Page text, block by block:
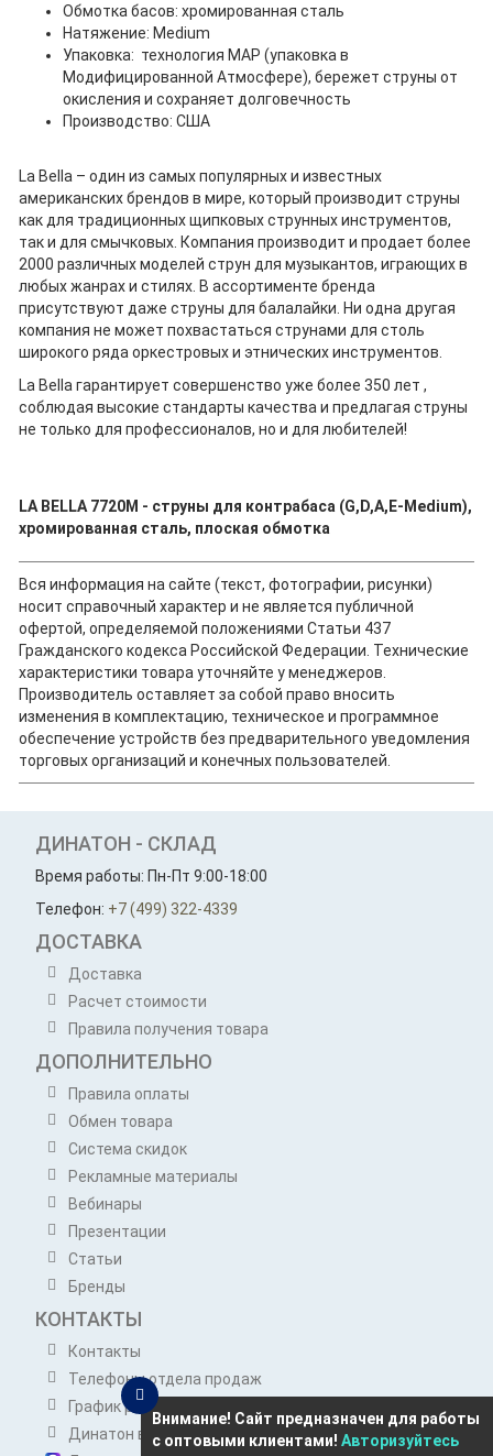
Обмотка басов: хромированная сталь
Натяжение: Medium
Упаковка: технология MAP (упаковка в
Модифицированной Атмосфере), бережет струны от
окисления и сохраняет долговечность
Производство: США
La Bella – один из самых популярных и известных
американских брендов в мире, который производит струны
как для традиционных щипковых струнных инструментов,
так и для смычковых. Компания производит и продает более
2000 различных моделей струн для музыкантов, играющих в
любых жанрах и стилях. В ассортименте бренда
присутствуют даже струны для балалайки. Ни одна другая
компания не может похвастаться струнами для столь
широкого ряда оркестровых и этнических инструментов.
La Bella гарантирует совершенство уже более 350 лет ,
соблюдая высокие стандарты качества и предлагая струны
не только для профессионалов, но и для любителей!
LA BELLA 7720M - струны для контрабаса (G,D,A,E-Medium),
хромированная сталь, плоская обмотка
Вся информация на сайте (текст, фотографии, рисунки)
носит справочный характер и не является публичной
офертой, определяемой положениями Статьи 437
Гражданского кодекса Российской Федерации. Технические
характеристики товара уточняйте у менеджеров.
Производитель оставляет за собой право вносить
изменения в комплектацию, техническое и программное
обеспечение устройств без предварительного уведомления
торговых организаций и конечных пользователей.
ДИНАТОН - СКЛАД
Время работы: Пн-Пт 9:00-18:00
Телефон: +7 (499) 322-4339
ДОСТАВКА
Доставка
Расчет стоимости
Правила получения товара
ДОПОЛНИТЕЛЬНО
Правила оплаты
Обмен товара
Система скидок
Рекламные материалы
Вебинары
Презентации
Статьи
Бренды
КОНТАКТЫ
Контакты
Телефоны отдела продаж
График работы отдела продаж
Динатон в Telegram
Внимание! Сайт предназначен для работы
с оптовыми клиентами! Авторизуйтесь